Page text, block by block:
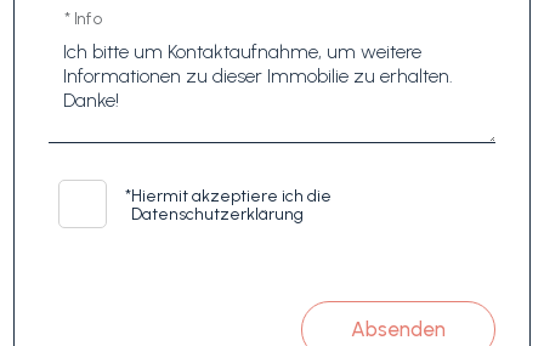
* Info
*Hiermit akzeptiere ich die
Datenschutzerklärung
Absenden